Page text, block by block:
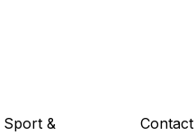
Sport &
Contact